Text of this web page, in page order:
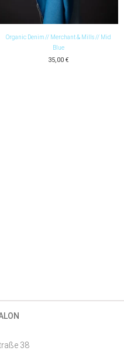
Organic Denim // Merchant & Mills // Mid
Blue
35,00 €
38